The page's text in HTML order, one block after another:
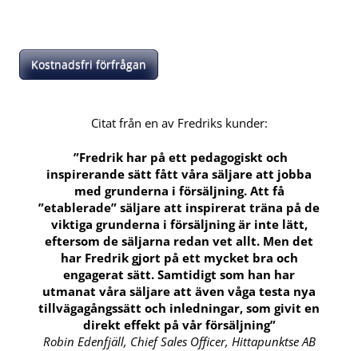
Kostnadsfri förfrågan
Citat från en av Fredriks kunder:
”Fredrik har på ett pedagogiskt och
inspirerande sätt fått våra säljare att jobba
med grunderna i försäljning. Att få
”etablerade” säljare att inspirerat träna på de
viktiga grunderna i försäljning är inte lätt,
eftersom de säljarna redan vet allt. Men det
har Fredrik gjort på ett mycket bra och
engagerat sätt. Samtidigt som han har
utmanat våra säljare att även våga testa nya
tillvägagångssätt och inledningar, som givit en
direkt effekt på vår försäljning”
Robin Edenfjäll, Chief Sales Officer, Hittapunktse AB